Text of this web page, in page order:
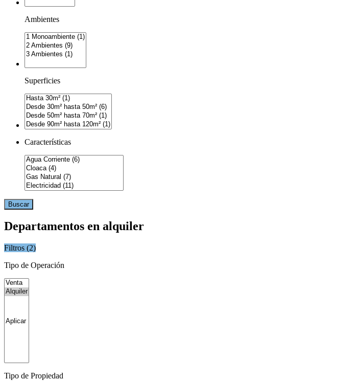
Ambientes
Superficies
Características
Buscar
Departamentos en alquiler
Filtros (2)
Tipo de Operación
Tipo de Propiedad